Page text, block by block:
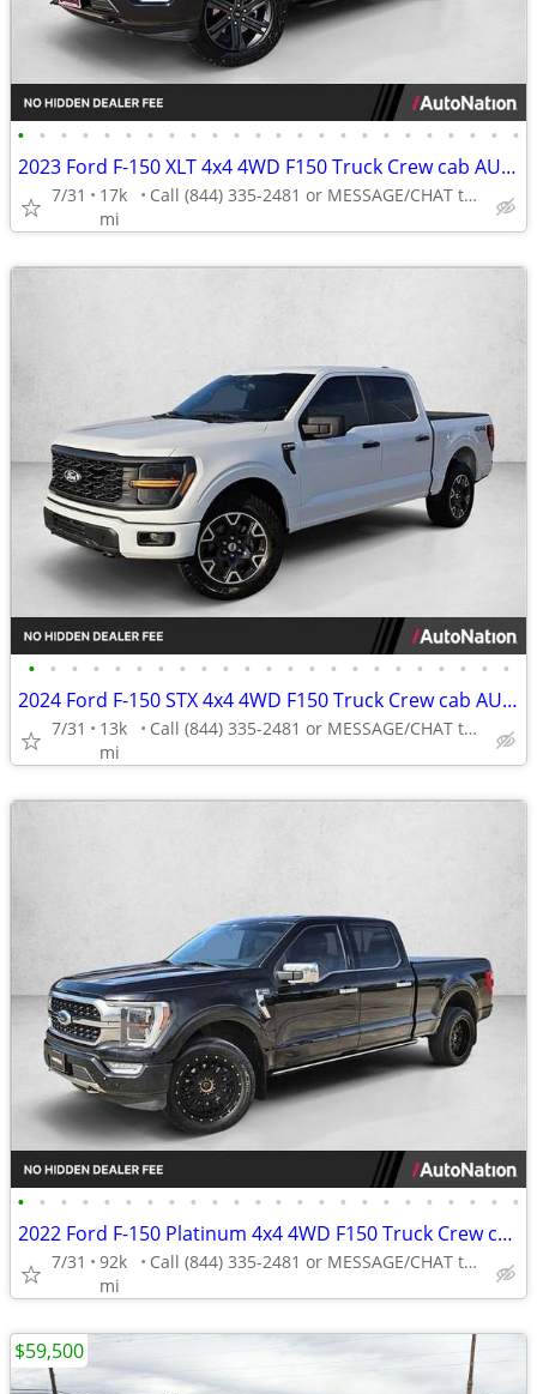
• • • • • • • • • • • • • • • • • • • • • • • •
2023 Ford F-150 XLT 4x4 4WD F150 Truck Crew cab AUTONATION
7/31
17k
mi
Call (844) 335-2481 or MESSAGE/CHAT to confirm availability
• • • • • • • • • • • • • • • • • • • • • • •
2024 Ford F-150 STX 4x4 4WD F150 Truck Crew cab AUTONATION
7/31
13k
mi
Call (844) 335-2481 or MESSAGE/CHAT to confirm availability
• • • • • • • • • • • • • • • • • • • • • • • •
2022 Ford F-150 Platinum 4x4 4WD F150 Truck Crew cab AUTONATION
7/31
92k
mi
Call (844) 335-2481 or MESSAGE/CHAT to confirm availability
$59,500